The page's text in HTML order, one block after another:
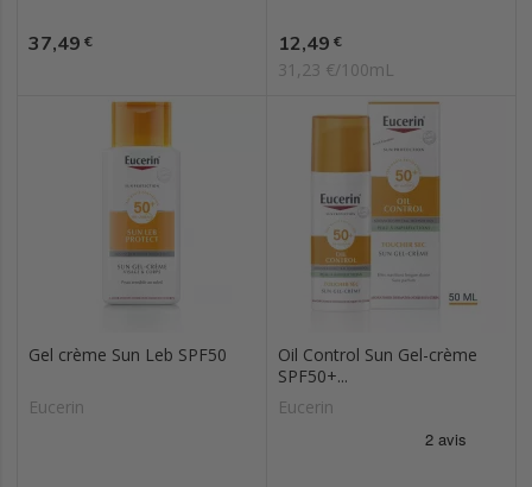
Prix
37,49 € Prix
12,49 €
31,23 €/100mL
Gel crème Sun Leb SPF50
Eucerin
Oil Control Sun Gel-crème
SPF50+...
Eucerin